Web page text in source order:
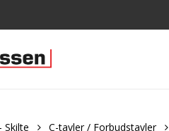
Skilte C-tavler / Forbudstavler